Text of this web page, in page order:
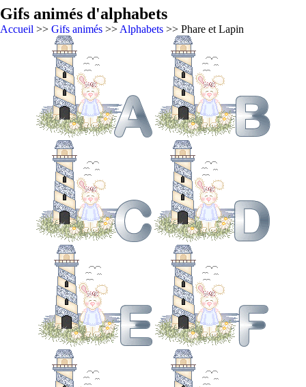
Gifs animés d'alphabets
Accueil >> Gifs animés >> Alphabets >> Phare et Lapin